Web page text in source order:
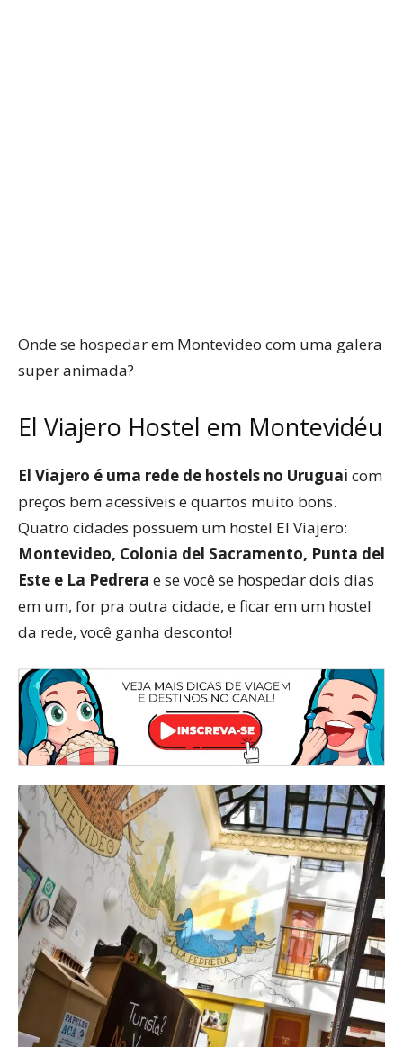
Onde se hospedar em Montevideo com uma galera
super animada?
El Viajero Hostel em Montevidéu
El Viajero é uma rede de hostels no Uruguai com
preços bem acessíveis e quartos muito bons.
Quatro cidades possuem um hostel El Viajero:
Montevideo, Colonia del Sacramento, Punta del
Este e La Pedrera e se você se hospedar dois dias
em um, for pra outra cidade, e ficar em um hostel
da rede, você ganha desconto!